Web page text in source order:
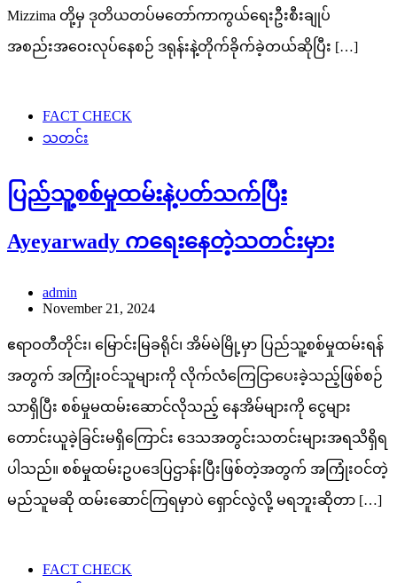
Mizzima တို့မှ ဒုတိယတပ်မတော်ကာကွယ်ရေးဦးစီးချုပ်
အစည်းအဝေးလုပ်နေစဉ် ဒရုန်းနဲ့တိုက်ခိုက်ခဲ့တယ်ဆိုပြီး […]
FACT CHECK
သတင်း
ပြည်သူ့စစ်မှုထမ်းနဲ့ပတ်သက်ပြီး
Ayeyarwady ကရေးနေတဲ့သတင်းမှား
admin
November 21, 2024
ဧရာဝတီတိုင်း၊ မြောင်းမြခရိုင်၊ အိမ်မဲမြို့မှာ ပြည်သူ့စစ်မှုထမ်းရန်
အတွက် အကြုံးဝင်သူများကို လိုက်လံကြေငြာပေးခဲ့သည့်ဖြစ်စဉ်
သာရှိပြီး စစ်မှုမထမ်းဆောင်လိုသည့် နေအိမ်များကို ငွေများ
တောင်းယူခဲ့ခြင်းမရှိကြောင်း ဒေသအတွင်းသတင်းများအရသိရှိရ
ပါသည်။ စစ်မှုထမ်းဥပဒေပြဌာန်းပြီးဖြစ်တဲ့အတွက် အကြုံးဝင်တဲ့
မည်သူမဆို ထမ်းဆောင်ကြရမှာပဲ ရှောင်လွဲလို့ မရဘူးဆိုတာ […]
FACT CHECK